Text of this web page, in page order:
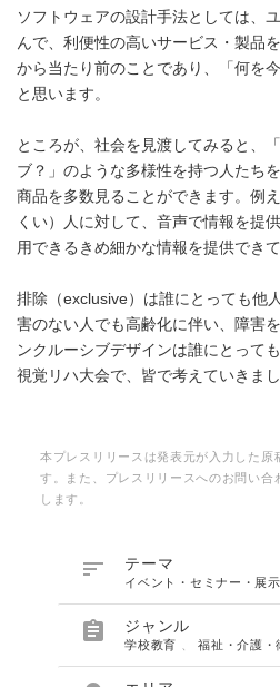
ソフトウェアの設計手法としては、
んで、利便性の高いサービス・製品
から当たり前のことであり、「何を
と思います。
ところが、社会を見渡してみると、
ブ？」のような多様性を持つ人たち
商品を多数見ることができます。例
くい）人に対して、音声で情報を提
用できるきめ細かな情報を提供でき
排除（exclusive）は誰にとっても他
害のない人でも高齢化に伴い、障害
ンクルーシブデザインは誰にとって
視覚リハ大会で、皆で考えていきまし
本プレスリリースは発表元が入力した原
す。また、プレスリリースへのお問い合
します。
 テーマ
イベント・セミナー・展
 ジャンル
学校教育 、福祉・介護・